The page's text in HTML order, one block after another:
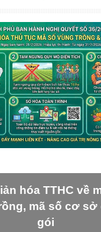
hóa TTHC về
mã số cơ sở
gói